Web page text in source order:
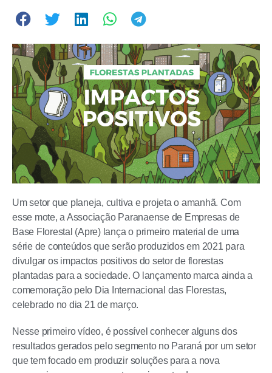
Um setor que planeja, cultiva e projeta o amanhã. Com
esse mote, a Associação Paranaense de Empresas de
Base Florestal (Apre) lança o primeiro material de uma
série de conteúdos que serão produzidos em 2021 para
divulgar os impactos positivos do setor de florestas
plantadas para a sociedade. O lançamento marca ainda a
comemoração pelo Dia Internacional das Florestas,
celebrado no dia 21 de março.
Nesse primeiro vídeo, é possível conhecer alguns dos
resultados gerados pelo segmento no Paraná por um setor
que tem focado em produzir soluções para a nova